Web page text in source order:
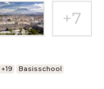
+19
Basisschool